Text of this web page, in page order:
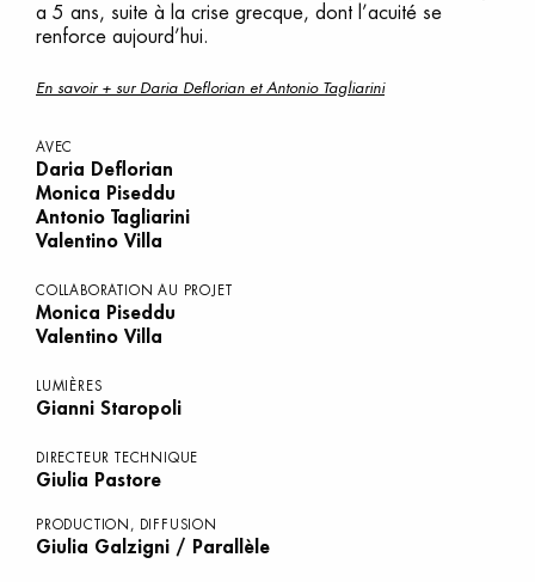
a 5 ans, suite à la crise grecque, dont l’acuité se
renforce aujourd’hui.
En savoir + sur Daria Deflorian et Antonio Tagliarini
AVEC
Daria Deflorian
Monica Piseddu
Antonio Tagliarini
Valentino Villa
COLLABORATION AU PROJET
Monica Piseddu
Valentino Villa
LUMIÈRES
Gianni Staropoli
DIRECTEUR TECHNIQUE
Giulia Pastore
PRODUCTION, DIFFUSION
Giulia Galzigni / Parallèle